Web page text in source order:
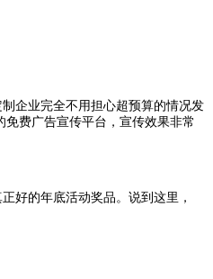
企业完全不用担心超预算的情况发
费广告宣传平台，宣传效果非常
好的年底活动奖品。说到这里，